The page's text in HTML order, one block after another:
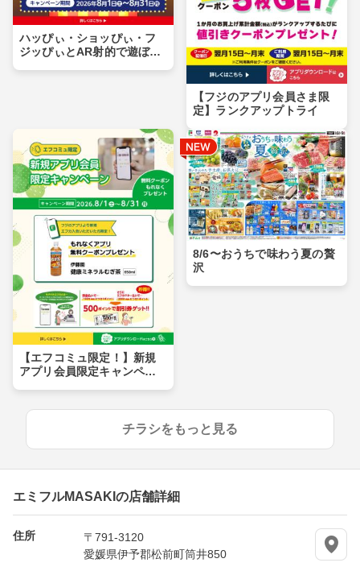
ハッぴぃ・ショッぴぃ・フ
ジッぴぃとAR射的で遊ぼ
【フジのアプリ会員さま限
定】ランクアップトライ
【エフコミュ限定！】新規
アプリ会員限定キャンペー
8/6〜おうちで味わう夏の贅
沢
チラシをもっと見る
エミフルMASAKIの店舗詳細
住所
〒791-3120
愛媛県伊予郡松前町筒井850